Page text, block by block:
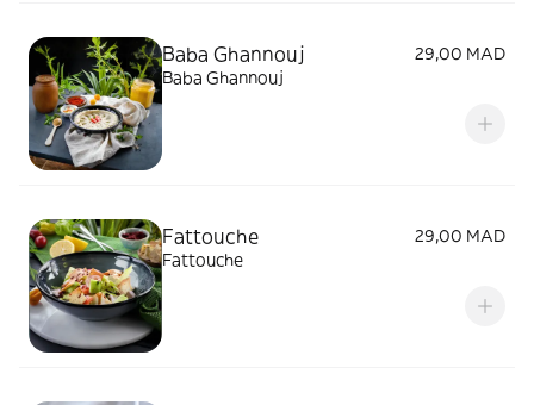
Baba Ghannouj
29,00 MAD
Baba Ghannouj
Fattouche
29,00 MAD
Fattouche